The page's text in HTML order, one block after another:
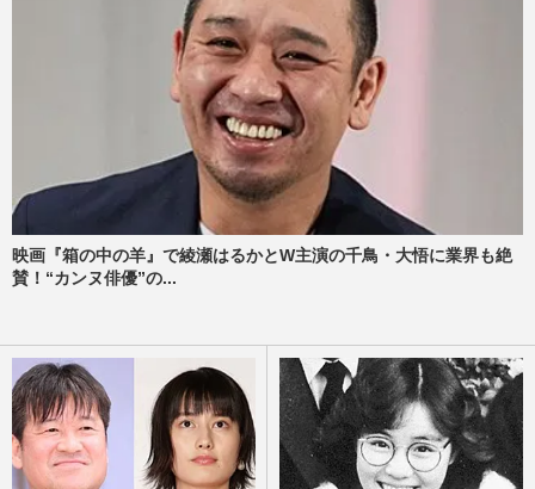
映画『箱の中の羊』で綾瀬はるかとW主演の千鳥・大悟に業界も絶
賛！“カンヌ俳優”の...